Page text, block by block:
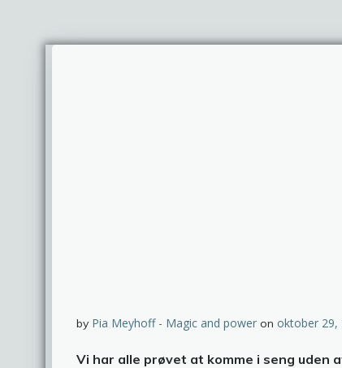
by Pia Meyhoff - Magic and power on oktober 29,
Vi har alle prøvet at komme i seng uden